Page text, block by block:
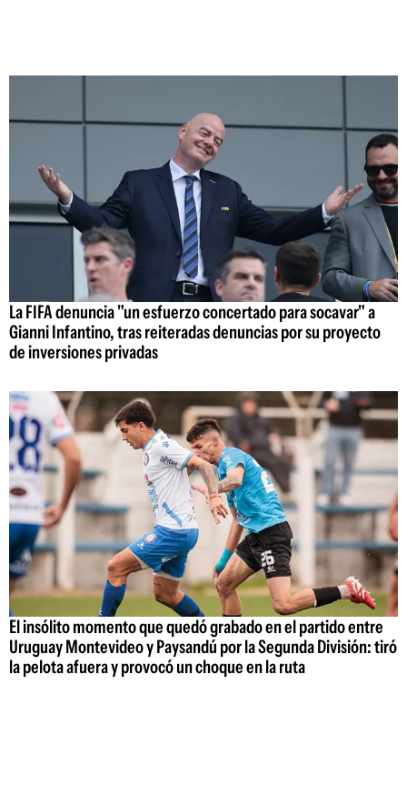
La FIFA denuncia "un esfuerzo concertado para socavar" a
Gianni Infantino, tras reiteradas denuncias por su proyecto
de inversiones privadas
El insólito momento que quedó grabado en el partido entre
Uruguay Montevideo y Paysandú por la Segunda División: tiró
la pelota afuera y provocó un choque en la ruta